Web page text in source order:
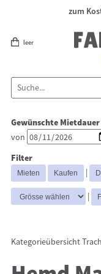
zum
leer
Dirndl
Lederhosen
Kostüme
Hüte
Gewünschte Mietdauer
von
Filter
|
|
Kategorieübersicht